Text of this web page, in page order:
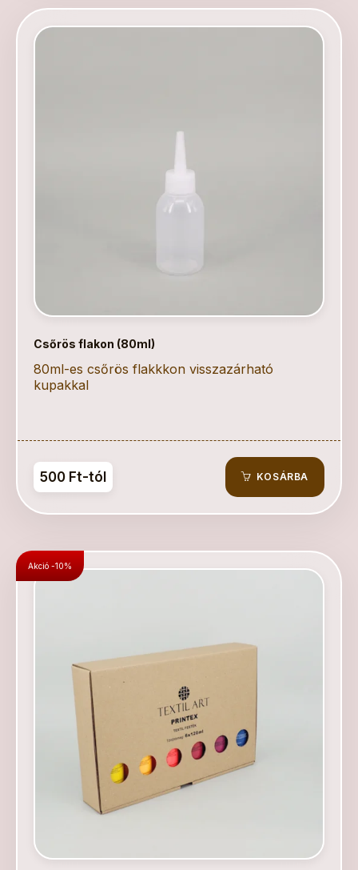
Csőrös flakon (80ml)
80ml-es csőrös flakkkon visszazárható
kupakkal
500 Ft-tól KOSÁRBA
Akció -10%